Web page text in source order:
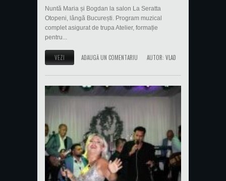
Nuntă Maria și Bogdan la salon La Seratta
Otopeni, lângă București. Program muzical
complet asigurat de trupa Atelier, formație
pentru...
VEZI ADAUGĂ UN COMENTARIU AUTOR: VLAD